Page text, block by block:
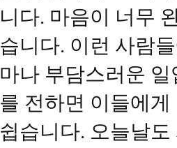
니다. 마음이 너무
습니다. 이런 사람
마나 부담스러운
를 전하면 이들에
쉽습니다. 오늘날